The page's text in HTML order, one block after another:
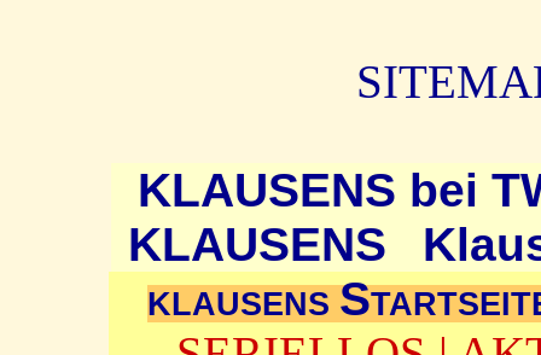
KLAUSENS bei
KLAUSENS
KLAUSENS S